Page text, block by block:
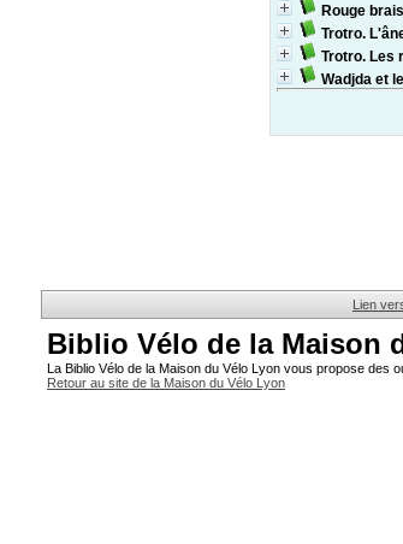
Rouge
Trotro.
Trotro. Les
Wadjda et
Lien
Biblio Vélo de la Maison
La Biblio Vélo de la Maison du Vélo Lyon vous propose des
Retour au site de la Maison du Vélo Lyon